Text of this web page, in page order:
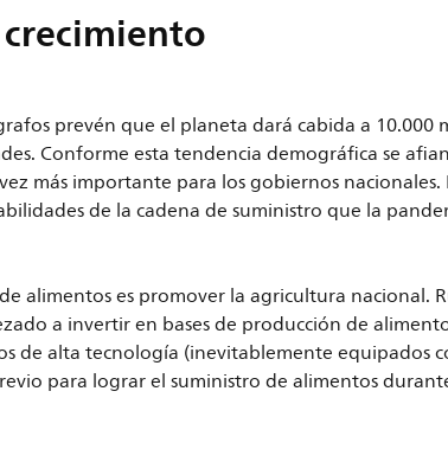
prevén que el planeta dará cabida a 10.000
Conforme esta tendencia demográfica se
más importante para los gobiernos nacionales.
de la cadena de suministro que la
alimentos es promover la agricultura nacional.
a invertir en bases de producción de
de alta tecnología (inevitablemente equipados
para lograr el suministro de alimentos